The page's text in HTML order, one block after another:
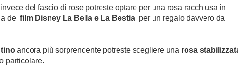
del fascio di rose potreste optare per una rosa racchiusa in
del film Disney La Bella e La Bestia, per un regalo davvero da
ancora più sorprendente potreste scegliere una rosa
particolare.